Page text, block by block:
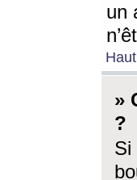
un
Haut
»
?
Si